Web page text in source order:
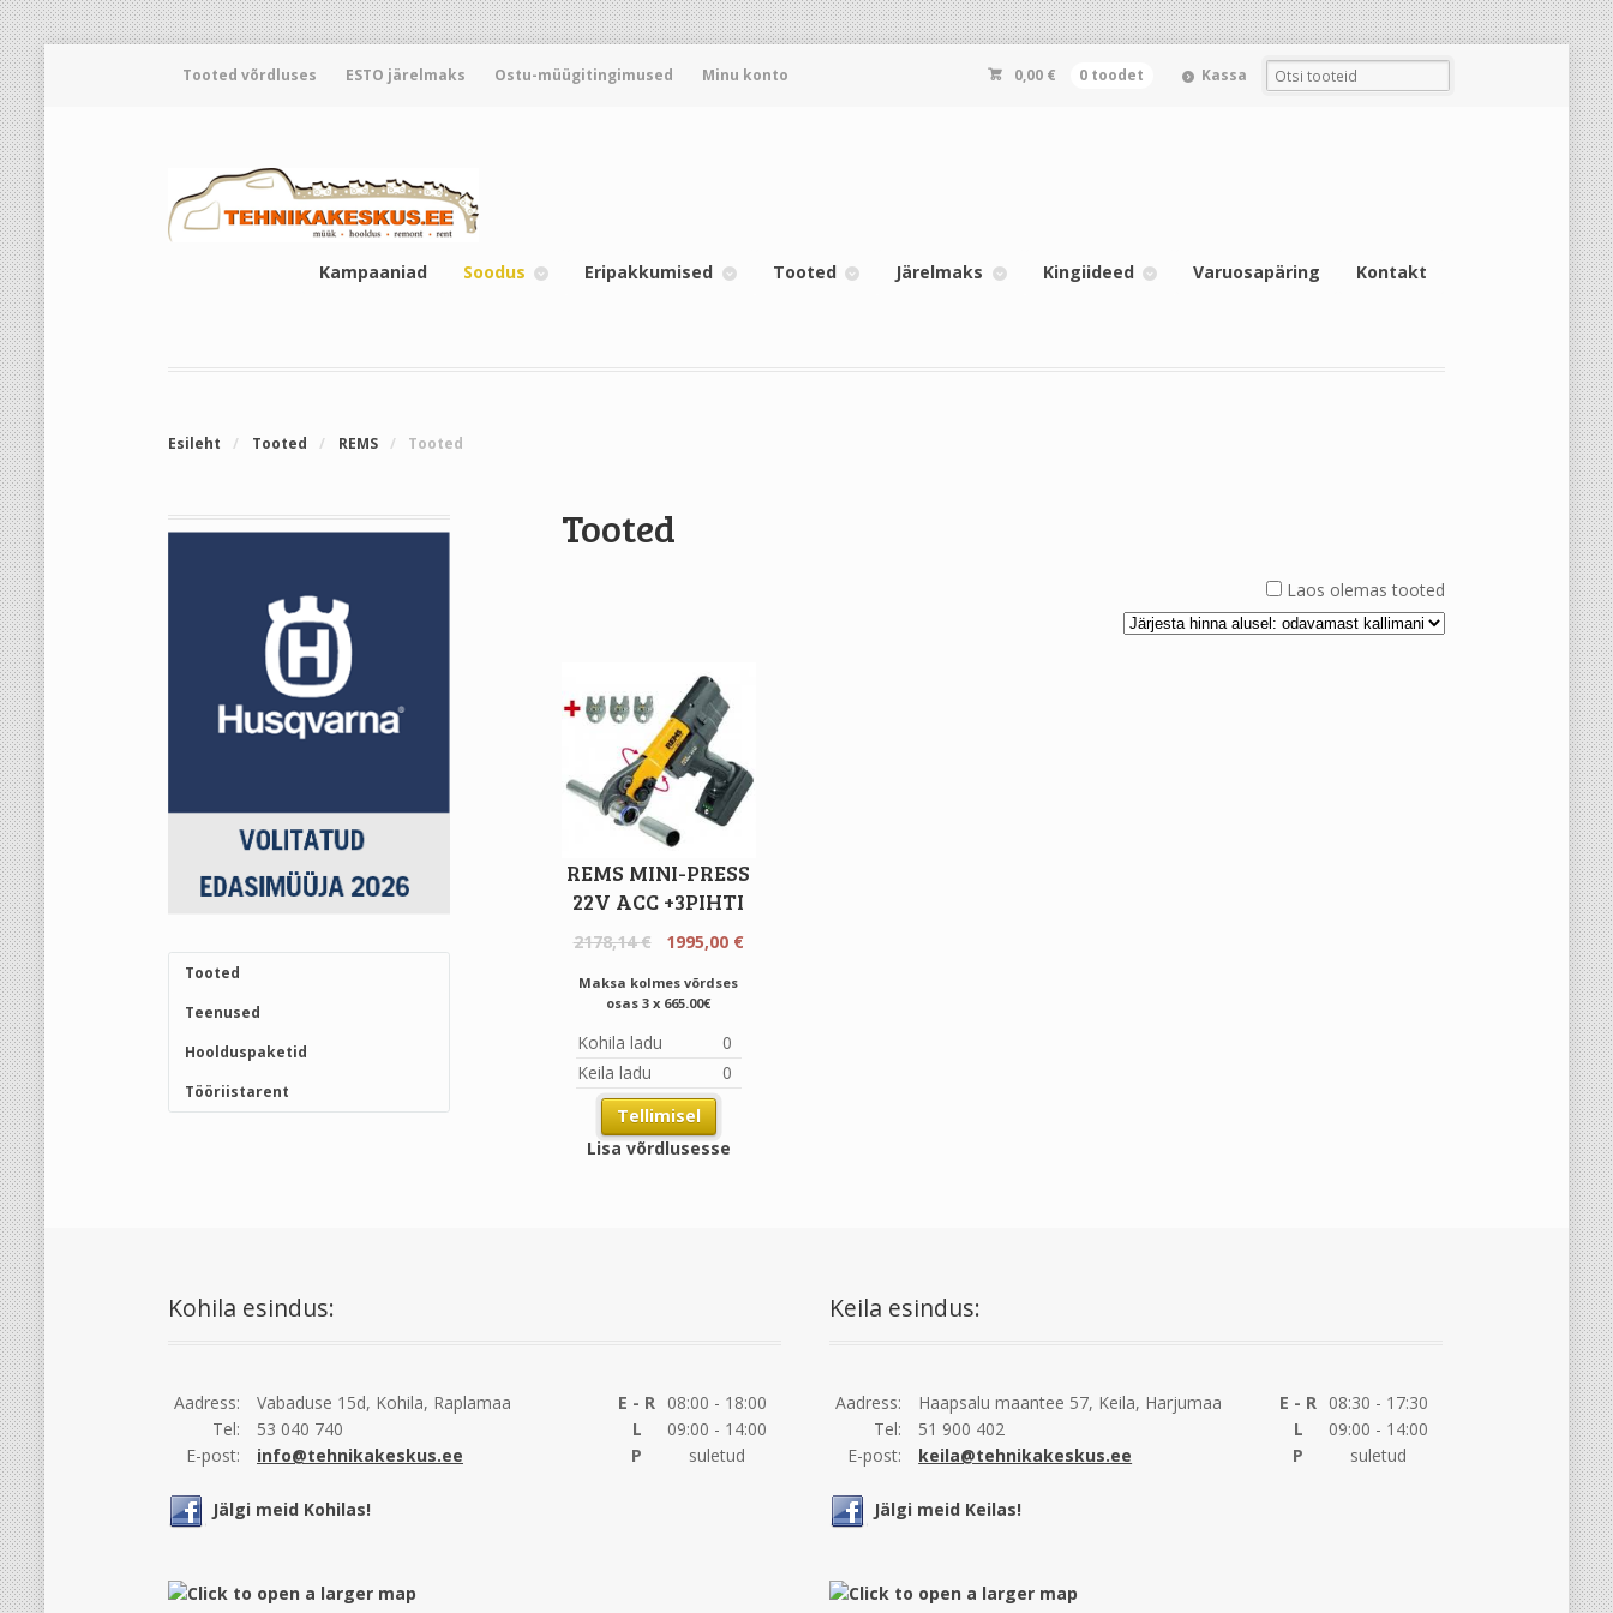
Tooted võrdluses ESTO järelmaks Ostu-müügitingimused Minu konto 0,00 € 0 toodet Kassa
Kampaaniad Soodus Eripakkumised Tooted Järelmaks Kingiideed Varuosapäring Kontakt
Esileht / Tooted / REMS / Tooted
Tooted
Laos olemas tooted
REMS MINI-PRESS
22V ACC +3PIHTI
2178,14€
Original
was:
1995,00 €Current
Maksa kolmes võrdses
osas 3 x 665.00€
Kohila ladu
0
Keila ladu
0
Tellimisel
Lisa võrdlusesse
Tooted
Teenused
Hoolduspaketid
Tööriistarent
Kohila esindus:
Aadress:
Vabaduse 15d, Kohila, Raplamaa
Tel:
53 040 740
E-post:
info@tehnikakeskus.ee
E - R 08:00 - 18:00
L
09:00 - 14:00
P
suletud
Jälgi meid Kohilas!
Keila esindus:
Aadress:
Haapsalu maantee 57, Keila, Harjumaa
Tel:
51 900 402
E-post:
keila@tehnikakeskus.ee
E - R 08:30 - 17:30
L
09:00 - 14:00
P
suletud
Jälgi meid Keilas!